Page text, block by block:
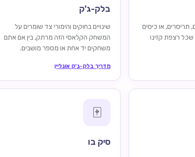
תריסרים, או כיסים
רצפת קזינו
בלק-ג'ק
שינויים בחוקים והימורי צד שומרים על
המשחק הקלאסי הזה מרתק, בין אם אתם
משחקים יד אחת או מספר מושבים.
מדריך בלק-ג'ק אונליין
🀄
סיק בו